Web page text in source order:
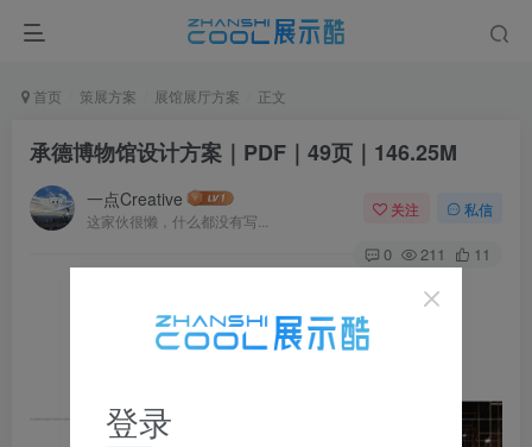
首页 策展方案 展馆展厅方案 正文
承德博物馆设计方案｜PDF｜49页｜146.25M
一点Creative
这家伙很懒，什么都没有写...
关注 私信
0 211 11
▼ 图片点击放大，左右滑动浏览，全套资源可下载获取 ▼
登录